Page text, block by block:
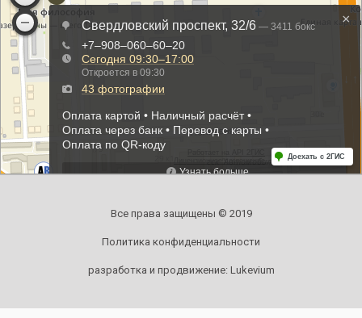
Все права защищены © 2019
Политика конфиденциальности
разработка и продвижение: Lukevium